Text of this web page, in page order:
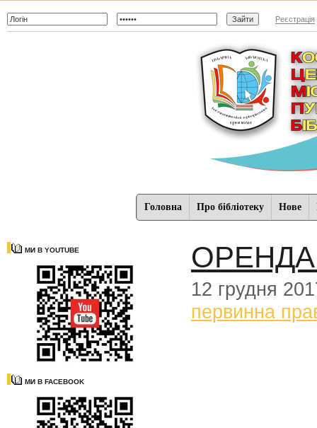
Реєстрація
Головна Про бібліотеку Нове
МИ В YOUTUBE
МИ В FACEBOOK
ОРЕНДА
12 грудня
первинна